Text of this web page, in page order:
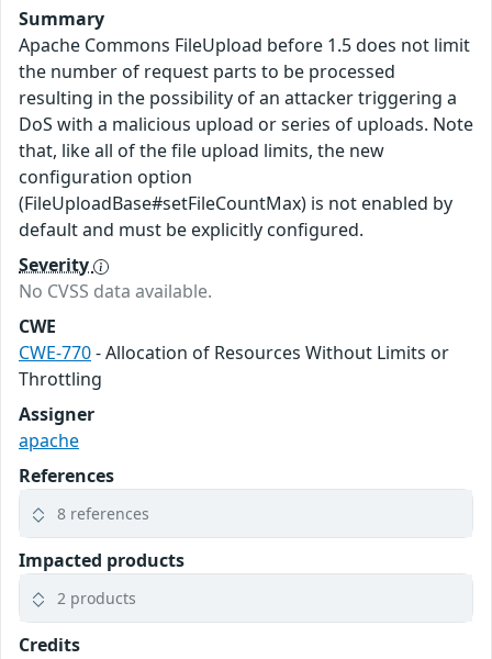
Summary
Apache Commons FileUpload before 1.5 does not limit
the number of request parts to be processed
resulting in the possibility of an attacker triggering a
DoS with a malicious upload or series of uploads. Note
that, like all of the file upload limits, the new
configuration option
(FileUploadBase#setFileCountMax) is not enabled by
default and must be explicitly configured.
Severity
No CVSS data available.
CWE
CWE-770- Allocation of Resources Without Limits or
Throttling
Assigner
apache
References
8 references
Impacted products
2 products
Credits